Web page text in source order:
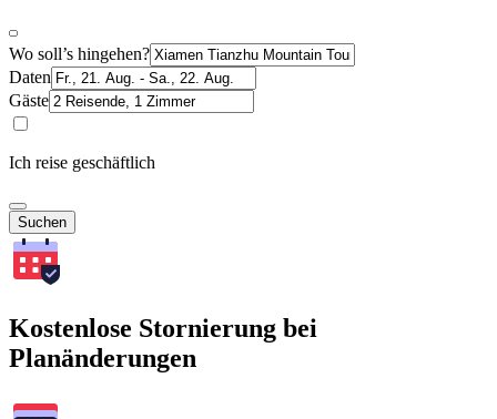
Wo soll’s hingehen?
Daten
Gäste
Ich reise geschäftlich
Suchen
Kostenlose Stornierung bei
Planänderungen